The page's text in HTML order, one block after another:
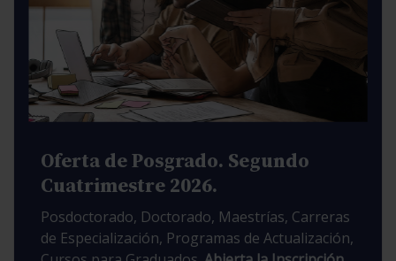
Oferta de Posgrado. Segundo
Cuatrimestre 2026.
Posdoctorado, Doctorado, Maestrías, Carreras
de Especialización, Programas de Actualización,